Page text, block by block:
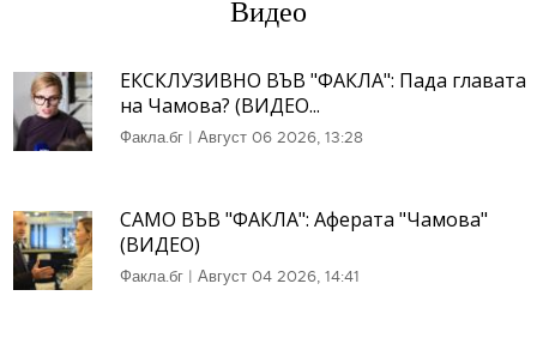
Видео
ЕКСКЛУЗИВНО ВЪВ "ФАКЛА": Пада главата
на Чамова? (ВИДЕО...
Факла.бг | Август 06 2026, 13:28
САМО ВЪВ "ФАКЛА": Аферата "Чамова"
(ВИДЕО)
Факла.бг | Август 04 2026, 14:41